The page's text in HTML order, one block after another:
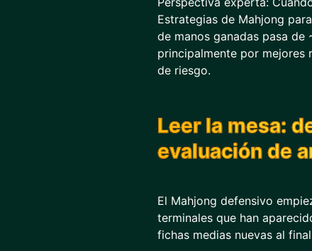
Estrategias de Mahjong
de manos ganadas pasa de
principalmente por mejores
de riesgo.
Leer la mesa:
evaluación de
El Mahjong defensivo
terminales que han
fichas medias nuevas al